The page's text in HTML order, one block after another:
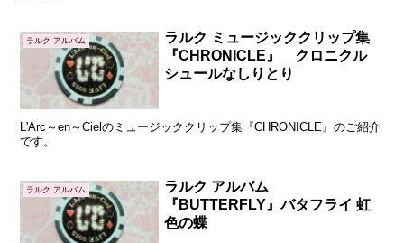
ラルク アルバム
ラルク ミュージッククリップ集
『CHRONICLE』 クロニクル
シュールなしりとり
L'Arc～en～Cielのミュージッククリップ集『CHRONICLE』のご紹介
です。
ラルク アルバム
ラルク アルバム
『BUTTERFLY』バタフライ 虹
色の蝶